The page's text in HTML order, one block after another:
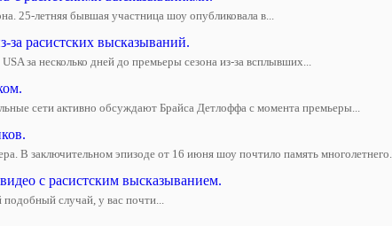
25-летняя бывшая участница шоу опубликовала в...
расистских высказываний.
за несколько дней до премьеры сезона из-за всплывших...
сети активно обсуждают Брайса Детлоффа с момента премьеры...
В заключительном эпизоде от 16 июня шоу почтило память многолетнего...
с расистским высказыванием.
случай, у вас почти...